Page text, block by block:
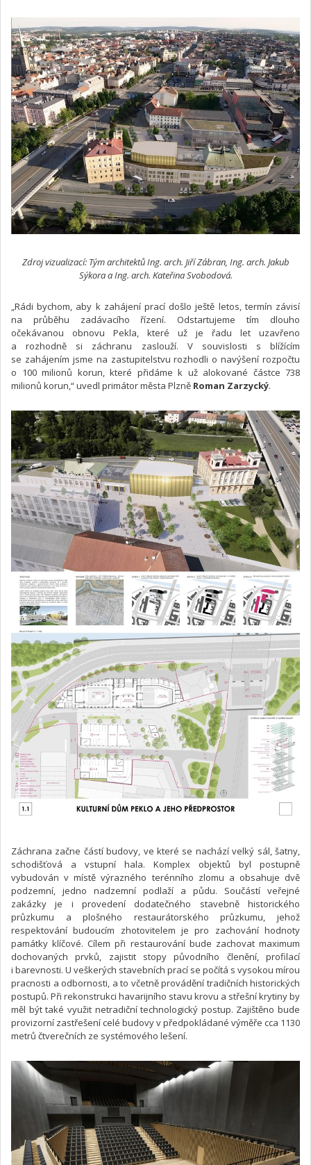
Zdroj vizualizací: Tým architektů Ing. arch. Jiří Zábran, Ing. arch. Jakub
Sýkora a Ing. arch. Kateřina Svobodová.
„Rádi bychom, aby k zahájení prací došlo ještě letos, termín závisí
na průběhu zadávacího řízení. Odstartujeme tím dlouho
očekávanou obnovu Pekla, které už je řadu let uzavřeno
a rozhodně si záchranu zaslouží. V souvislosti s blížícím
se zahájením jsme na zastupitelstvu rozhodli o navýšení rozpočtu
o 100 milionů korun, které přidáme k už alokované částce 738
milionů korun,“ uvedl primátor města Plzně Roman Zarzycký.
Záchrana začne částí budovy, ve které se nachází velký sál, šatny,
schodišťová a vstupní hala. Komplex objektů byl postupně
vybudován v místě výrazného terénního zlomu a obsahuje dvě
podzemní, jedno nadzemní podlaží a půdu. Součástí veřejné
zakázky je i provedení dodatečného stavebně historického
průzkumu a plošného restaurátorského průzkumu, jehož
respektování budoucím zhotovitelem je pro zachování hodnoty
památky klíčové. Cílem při restaurování bude zachovat maximum
dochovaných prvků, zajistit stopy původního členění, profilací
i barevnosti. U veškerých stavebních prací se počítá s vysokou mírou
pracnosti a odbornosti, a to včetně provádění tradičních historických
postupů. Při rekonstrukci havarijního stavu krovu a střešní krytiny by
měl být také využit netradiční technologický postup. Zajištěno bude
provizorní zastřešení celé budovy v předpokládané výměře cca 1130
metrů čtverečních ze systémového lešení.